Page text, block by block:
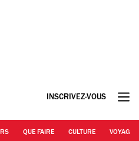
INSCRIVEZ-VOUS
QUE FAIRE CULTURE VOYAGE